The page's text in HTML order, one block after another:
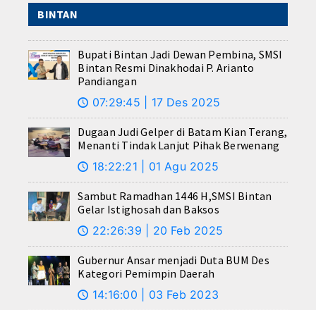
BINTAN
Bupati Bintan Jadi Dewan Pembina, SMSI
Bintan Resmi Dinakhodai P. Arianto
Pandiangan
🕔 07:29:45 | 17 Des 2025
Dugaan Judi Gelper di Batam Kian Terang,
Menanti Tindak Lanjut Pihak Berwenang
🕔 18:22:21 | 01 Agu 2025
Sambut Ramadhan 1446 H,SMSI Bintan
Gelar Istighosah dan Baksos
🕔 22:26:39 | 20 Feb 2025
Gubernur Ansar menjadi Duta BUM Des
Kategori Pemimpin Daerah
🕔 14:16:00 | 03 Feb 2023